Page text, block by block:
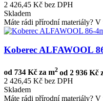
2 426,45 Kč bez DPH
Skladem
Máte rádi přírodní materiály?
Koberec ALFAWOOL
od 734 Kč za m2 od 2 936 Kč
2 426,45 Kč bez DPH
Skladem
Máte rádi přírodní materiály?